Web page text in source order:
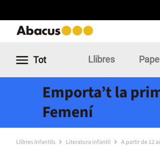
Tot Llibres
Emporta’t la
Femení
Llibres Infantils Literatura infantil A partir de 12